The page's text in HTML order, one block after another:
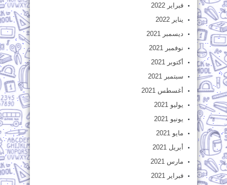
فبراير 2022
يناير 2022
ديسمبر 2021
نوفمبر 2021
أكتوبر 2021
سبتمبر 2021
أغسطس 2021
يوليو 2021
يونيو 2021
مايو 2021
أبريل 2021
مارس 2021
فبراير 2021